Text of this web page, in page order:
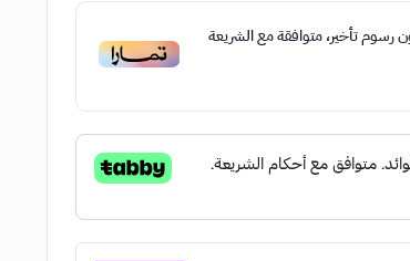
رسوم تأخير، متوافقة مع الشريعة